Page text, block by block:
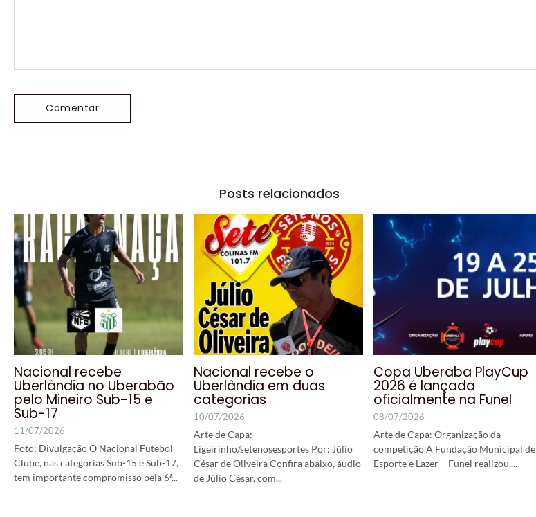
Posts relacionados
Nacional recebe
Uberlândia no Uberabão
pelo Mineiro Sub-15 e
Sub-17
11/07/2026
Foto: Divulgação O Nacional Futebol
Clube, nas categorias Sub-15 e Sub-17,
tem importante compromisso pela 6ª...
Nacional recebe o
Uberlândia em duas
categorias
10/07/2026
Arte de Capa:
Ligeirinho/setenosesportes Por: Júlio
César de Oliveira Confira abaixo, áudio
de Júlio César, com...
Copa Uberaba PlayCup
2026 é lançada
oficialmente na Funel
08/07/2026
Arte de Capa: Organização da
competição A Fundação Municipal de
Esporte e Lazer – Funel realizou,...